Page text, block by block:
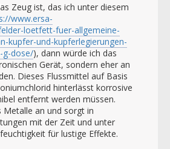
Zeug ist, das ich unter diesem
www.ersa-
loetfett-fuer-allgemeine-
kupfer-und-kupferlegierungen-
g-dose/), dann würde ich das
Gerät, sondern eher an
Dieses Flussmittel auf Basis
hinterlässt korrosive
entfernt werden müssen.
Metalle an und sorgt in
mit der Zeit und unter
für lustige Effekte.